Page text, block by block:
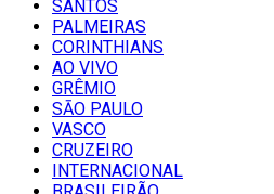
SANTOS
PALMEIRAS
CORINTHIANS
AO VIVO
GRÊMIO
SĀO PAULO
VASCO
CRUZEIRO
INTERNACIONAL